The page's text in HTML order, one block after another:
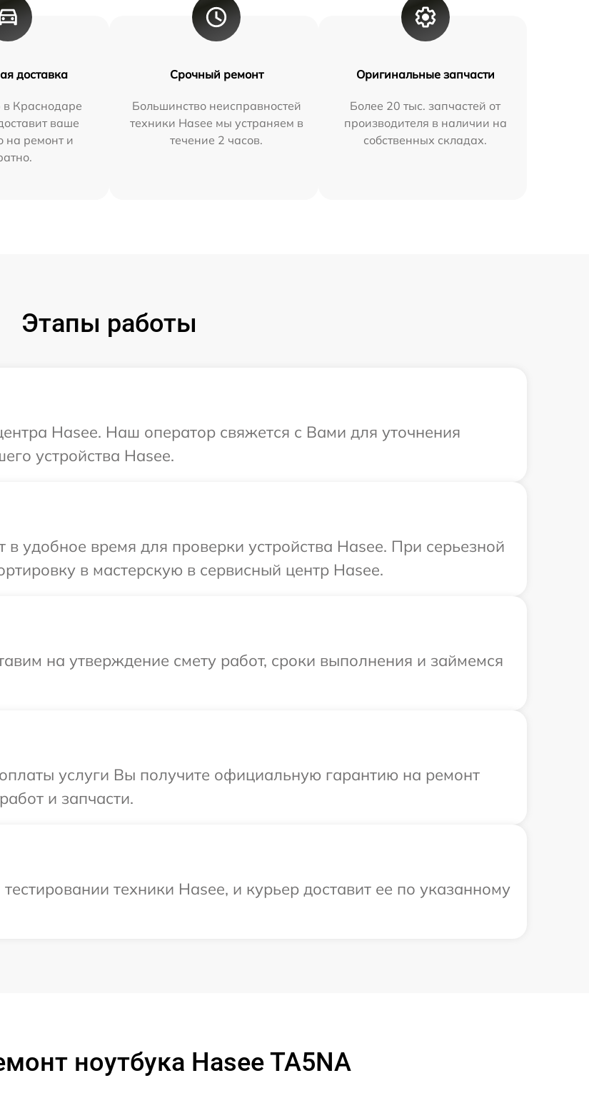
доставка
Краснодаре
ваше
на ремонт и
Срочный ремонт
Большинство неисправностей
техники Hasee мы устраняем в
течение 2 часов.
Оригинальные запчасти
Более 20 тыс. запчастей от
производителя в наличии на
собственных складах.
Этапы работы
Hasee. Наш оператор свяжется с Вами для уточнения
устройства Hasee.
удобное время для проверки устройства Hasee. При серьезной
в мастерскую в сервисный центр Hasee.
на утверждение смету работ, сроки выполнения и займемся
оплаты услуги Вы получите официальную гарантию на ремонт
и запчасти.
техники Hasee, и курьер доставит ее по указанному
ноутбука Hasee TA5NA